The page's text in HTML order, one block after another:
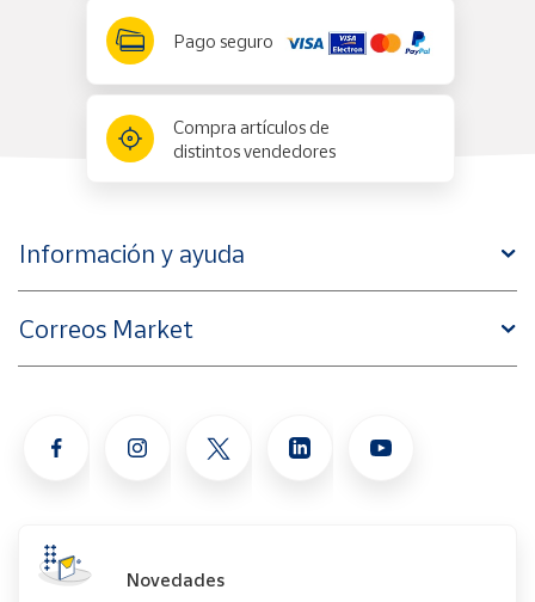
Pago seguro
Compra artículos de
distintos vendedores
Información y ayuda
Correos Market
Novedades